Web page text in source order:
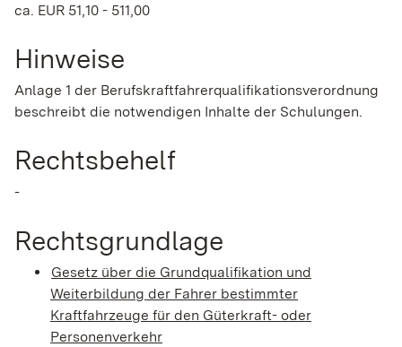
ca. EUR 51,10 - 511,00
Hinweise
Anlage 1 der Berufskraftfahrerqualifikationsverordnung
beschreibt die notwendigen Inhalte der Schulungen.
Rechtsbehelf
-
Rechtsgrundlage
Gesetz über die Grundqualifikation und
Weiterbildung der Fahrer bestimmter
Kraftfahrzeuge für den Güterkraft- oder
Personenverkehr